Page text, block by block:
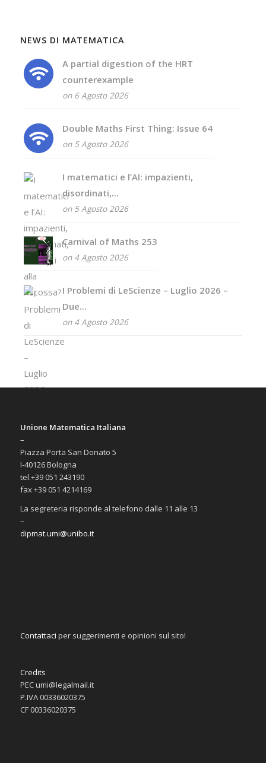
NEWS DI MATEMATICA
A partial digestion of the HRT
counterexample
on 6 Agosto 2026
Double Maths First Thing: Issue 64
on 5 Agosto 2026
I matematici e l’AI: impazienti,
disordinati,...
on 5 Agosto 2026
Carnival of Maths 253
on 4 Agosto 2026
I Problemi di LeScienze – Luglio 2026 –
Due...
on 4 Agosto 2026
Unione Matematica Italiana
–
Piazza Porta San Donato 5
I-40126 Bologna
tel.+39 051 243190
fax +39 051 4214169
La segreteria risponde al telefono dalle 11 alle 13
–
dipmat.umi@unibo.it
Contattaci per suggerimenti e opinioni sul sito!
Credits
PEC umi@legalmail.it
P.IVA 00336020375
CF 00336020375